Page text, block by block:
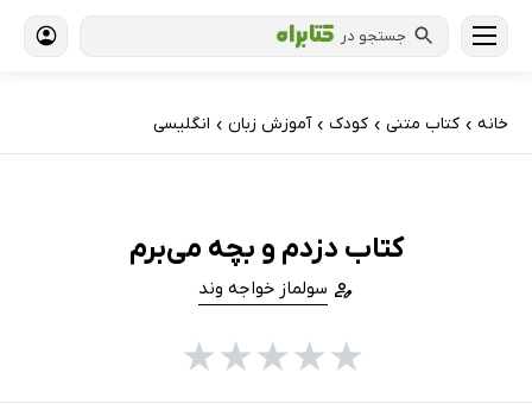
جستجو در
خانه › کتاب‌ متنی › کودک › آموزش زبان › انگلیسی
کتاب دزدم و بچه می‌برم
سولماز خواجه وند
★
★
★
★
★